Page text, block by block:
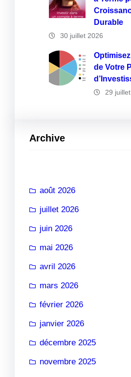
Durable
30 juillet 2026
de Votre
29
Archive
août 2026
juillet 2026
juin 2026
mai 2026
avril 2026
mars 2026
février 2026
janvier 2026
décembre 2025
novembre 2025